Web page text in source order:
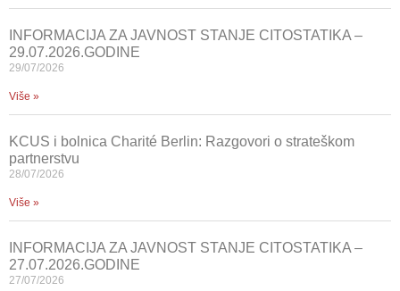
INFORMACIJA ZA JAVNOST STANJE CITOSTATIKA –
29.07.2026.GODINE
29/07/2026
Više »
KCUS i bolnica Charité Berlin: Razgovori o strateškom
partnerstvu
28/07/2026
Više »
INFORMACIJA ZA JAVNOST STANJE CITOSTATIKA –
27.07.2026.GODINE
27/07/2026